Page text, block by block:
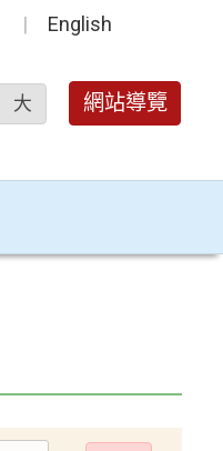
English
大 網站導覽